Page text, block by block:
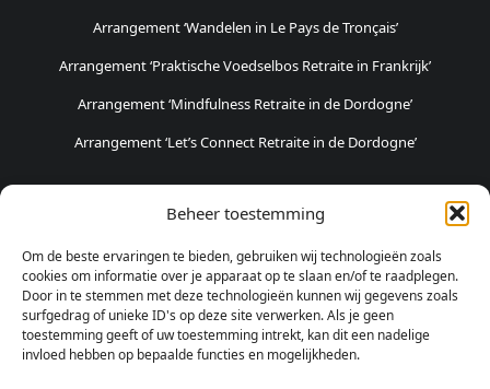
Beheer toestemming
Om de beste ervaringen te bieden, gebruiken wij technologieën zoals
cookies om informatie over je apparaat op te slaan en/of te raadplegen.
Door in te stemmen met deze technologieën kunnen wij gegevens zoals
surfgedrag of unieke ID's op deze site verwerken. Als je geen
toestemming geeft of uw toestemming intrekt, kan dit een nadelige
invloed hebben op bepaalde functies en mogelijkheden.
Arrangement ‘Wandelen in Le Pays de Tronçais’
Arrangement ‘Praktische Voedselbos Retraite in Frankrijk’
Arrangement ‘Mindfulness Retraite in de Dordogne’
Arrangement ‘Let’s Connect Retraite in de Dordogne’
Weekendje Natuur & Avontuur
Fietsvakantie in Haspengouw